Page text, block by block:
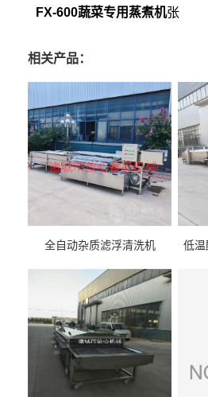
FX-600蔬菜专用蒸煮机张
相关产品：
全自动杂质滤浮清洗机 低温